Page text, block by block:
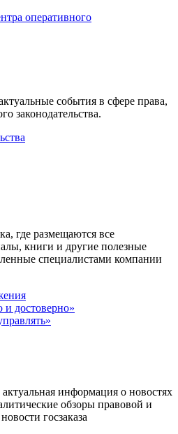
оперативного
события в сфере права,
законодательства.
где размещаются все
книги и другие полезные
специалистами компании
достоверно»
информация о новостях
обзоры правовой и
госзаказа